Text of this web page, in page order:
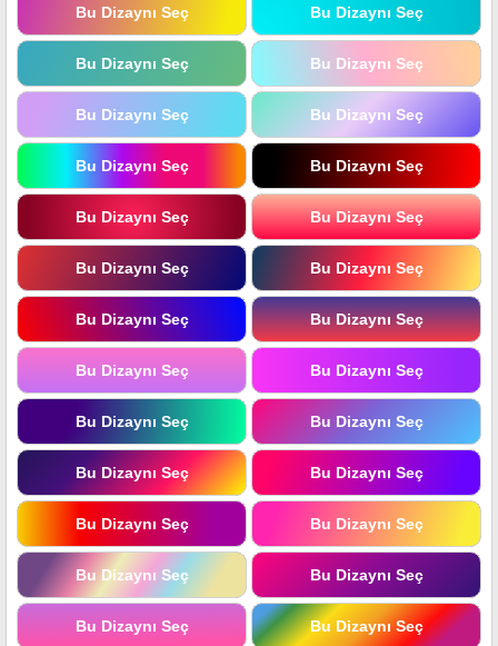
Bu Dizaynı Seç Bu Dizaynı Seç
Bu Dizaynı Seç Bu Dizaynı Seç
Bu Dizaynı Seç Bu Dizaynı Seç
Bu Dizaynı Seç Bu Dizaynı Seç
Bu Dizaynı Seç Bu Dizaynı Seç
Bu Dizaynı Seç Bu Dizaynı Seç
Bu Dizaynı Seç Bu Dizaynı Seç
Bu Dizaynı Seç Bu Dizaynı Seç
Bu Dizaynı Seç Bu Dizaynı Seç
Bu Dizaynı Seç Bu Dizaynı Seç
Bu Dizaynı Seç Bu Dizaynı Seç
Bu Dizaynı Seç Bu Dizaynı Seç
Bu Dizaynı Seç Bu Dizaynı Seç